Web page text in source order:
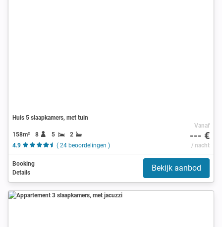
Huis 5 slaapkamers, met tuin
158m² 8 5
2
4.9
( 24 beoordelingen )
Vanaf
--- €
/ nacht
Booking
Details
Bekijk aanbod